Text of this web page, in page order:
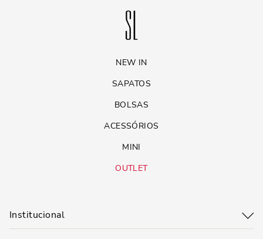
NEW IN
SAPATOS
BOLSAS
ACESSÓRIOS
MINI
OUTLET
Institucional